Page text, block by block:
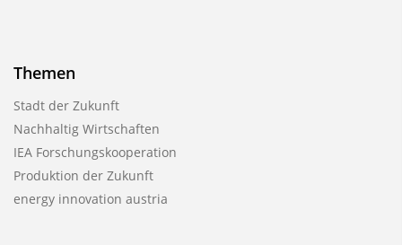
Themen
Stadt der Zukunft
Nachhaltig Wirtschaften
IEA Forschungskooperation
Produktion der Zukunft
energy innovation austria